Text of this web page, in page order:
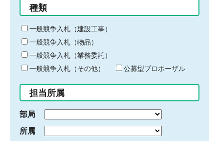
る
キ
ー
ワ
ー
ド
入
力
種類
一般競争入札（建設工事）
一般競争入札（物品）
一般競争入札（業務委託）
一般競争入札（その他）
公募型プロポーザル
担当所属
部局
所属